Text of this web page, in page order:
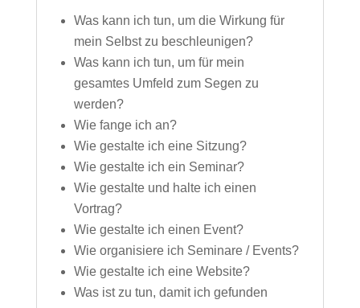
Was kann ich tun, um die Wirkung für
mein Selbst zu beschleunigen?
Was kann ich tun, um für mein
gesamtes Umfeld zum Segen zu
werden?
Wie fange ich an?
Wie gestalte ich eine Sitzung?
Wie gestalte ich ein Seminar?
Wie gestalte und halte ich einen
Vortrag?
Wie gestalte ich einen Event?
Wie organisiere ich Seminare / Events?
Wie gestalte ich eine Website?
Was ist zu tun, damit ich gefunden